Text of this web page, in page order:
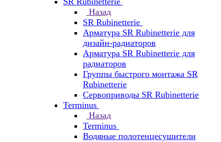
Назад
SR Rubinetterie
Арматура SR Rubinetterie для
дизайн-радиаторов
Арматура SR Rubinetterie для
радиаторов
Группы быстрого монтажа SR
Rubinetterie
Сервоприводы SR Rubinetterie
Terminus
Назад
Terminus
Водяные полотенцесушители